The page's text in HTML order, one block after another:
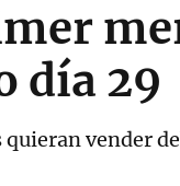
día 29
quieran vender